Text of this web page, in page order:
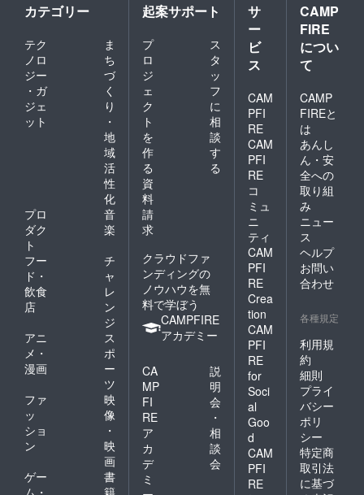
カテゴリー
テク
ノロ
ジー
・ガ
ジェ
ット
ま
ち
づ
く
り
・
地
域
活
性
化
プロ
ダク
ト
音
楽
フー
ド・
飲食
店
チ
ャ
レ
ン
ジ
アニ
メ・
漫画
ス
ポ
ー
ツ
ファ
ッ
ショ
ン
映
像
・
映
画
ゲー
ム・
書
籍
起案サポート
プ
ロ
ジ
ェ
ク
ト
を
作
る
ス
タ
ッ
フ
に
相
談
す
る
資
料
請
求
クラウドファ
ンディングの
ノウハウを無
料で学ぼう
CAMPFIRE
アカデミー
CA
MP
FI
RE
ア
カ
デ
ミ
説
明
会
・
相
談
会
サ
ー
ビ
ス
CAM
PFI
RE
CAM
PFI
RE
コ
ミュ
ニ
ティ
CAM
PFI
RE
Crea
tion
CAM
PFI
RE
for
Soci
al
Goo
d
CAM
PFI
RE
CAMP
FIRE
につい
て
CAMP
FIREと
は
あんし
ん・安
全への
取り組
み
ニュー
ス
ヘルプ
お問い
合わせ
各種規定
利用規
約
細則
プライ
バシー
ポリ
シー
特定商
取引法
に基づ